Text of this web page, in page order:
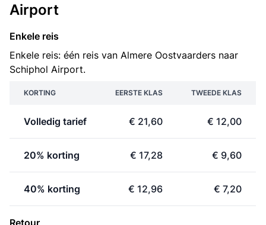
Airport
Enkele reis
Enkele reis: één reis van Almere Oostvaarders naar
Schiphol Airport.
KORTING EERSTE KLAS TWEEDE KLAS
Volledig tarief € 21,60 € 12,00
20% korting € 17,28 € 9,60
40% korting € 12,96 € 7,20
Retour